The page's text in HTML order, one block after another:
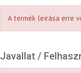
A termék leírása erre
Javallat /